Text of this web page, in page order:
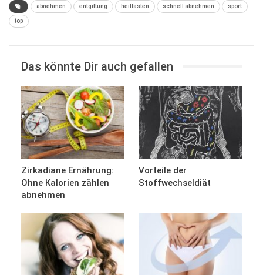
abnehmen entgiftung heilfasten schnell abnehmen sport
top
Das könnte Dir auch gefallen
Zirkadiane Ernährung:
Ohne Kalorien zählen
abnehmen
Vorteile der
Stoffwechseldiät